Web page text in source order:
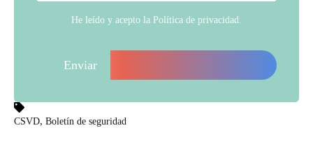
He leído y acepto la Política de privacidad
CSVD, Boletín de seguridad